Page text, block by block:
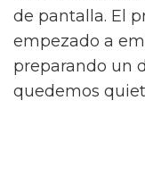
de pantalla. El
empezado a
preparando un
quedemos